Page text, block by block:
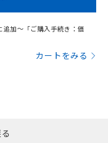
追加～「ご購入手続き：価
カートをみる